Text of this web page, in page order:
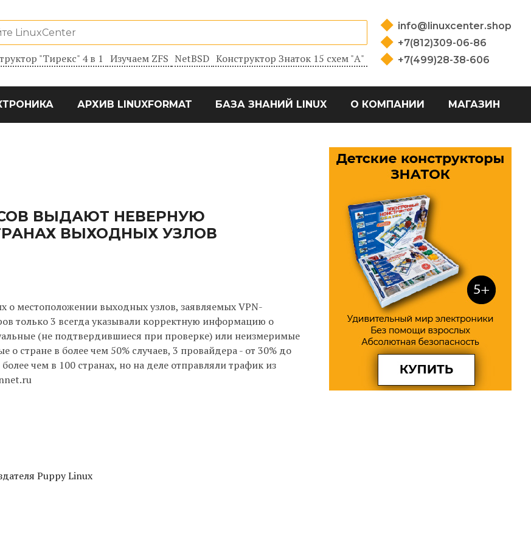
"Тирекс" 4 в 1 Изучаем ZFS NetBSD Конструктор Знаток 15 схем "А"
info@linuxcenter.shop
+7(812)309-06-86
+7(499)28-38-606
АРХИВ LINUXFORMAT БАЗА ЗНАНИЙ LINUX О КОМПАНИИ МАГАЗИН
ВЫДАЮТ НЕВЕРНУЮ
ВЫХОДНЫХ УЗЛОВ
о местоположении выходных узлов, заявляемых VPN-
только 3 всегда указывали корректную информацию о
(не подтвердившиеся при проверке) или неизмеримые
стране в более чем 50% случаев, 3 провайдера - от 30% до
чем в 100 странах, но на деле отправляли трафик из
Puppy Linux